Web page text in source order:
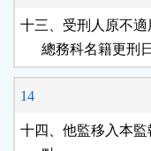
十三、受刑人原不
總務科名籍更
14
十四、他監移入本